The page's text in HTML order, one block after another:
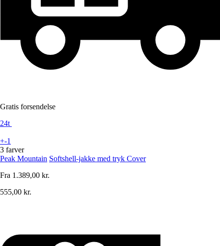
Gratis forsendelse
24t
+-1
3 farver
Peak Mountain Softshell-jakke med tryk Cover
Fra 1.389,00 kr.
555,00 kr.